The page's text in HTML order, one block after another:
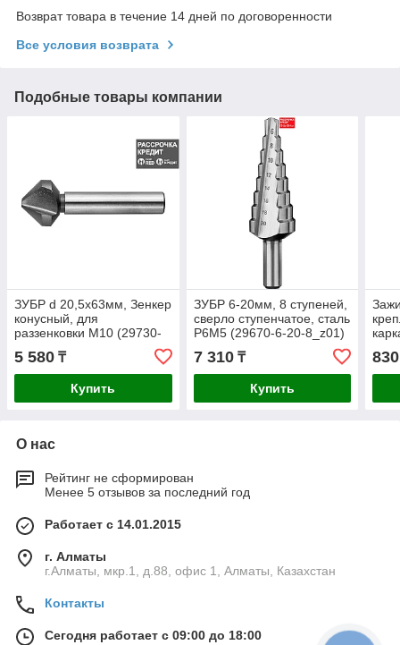
Возврат товара в течение 14 дней по договоренности
Все условия возврата
Подобные товары компании
ЗУБР d 20,5x63мм, Зенкер
конусный, для
раззенковки М10 (29730-
5 580 ₸
Купить
ЗУБР 6-20мм, 8 ступеней,
сверло ступенчатое, сталь
Р6М5 (29670-6-20-8_z01)
7 310₸
Купить
830
О нас
Рейтинг не сформирован
Менее 5 отзывов за последний год
Работает с 14.01.2015
г. Алматы
г.Алматы, мкр.1, д.88, офис 1, Алматы, Казахстан
Контакты
Сегодня работает с 09:00 до 18:00